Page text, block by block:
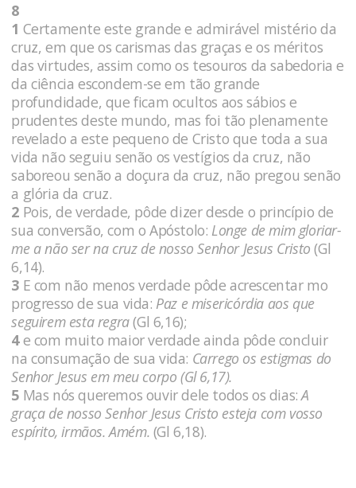
8
1 Certamente este grande e admirável mistério da
cruz, em que os carismas das graças e os méritos
das virtudes, assim como os tesouros da sabedoria e
da ciência escondem-se em tão grande
profundidade, que ficam ocultos aos sábios e
prudentes deste mundo, mas foi tão plenamente
revelado a este pequeno de Cristo que toda a sua
vida não seguiu senão os vestígios da cruz, não
saboreou senão a doçura da cruz, não pregou senão
a glória da cruz.
2 Pois, de verdade, pôde dizer desde o princípio de
sua conversão, com o Apóstolo: Longe de mim gloriar-
me a não ser na cruz de nosso Senhor Jesus Cristo(Gl
6,14).
3 E com não menos verdade pôde acrescentar mo
progresso de sua vida: Paz e misericórdia aos que
seguirem esta regra(Gl 6,16);
4e com muito maior verdade ainda pôde concluir
na consumação de sua vida: Carrego os estigmas do
Senhor Jesus em meu corpo (Gl 6,17).
5 Mas nós queremos ouvir dele todos os dias:A
graça de nosso Senhor Jesus Cristo esteja com vosso
espírito, irmãos. Amém. (Gl 6,18).